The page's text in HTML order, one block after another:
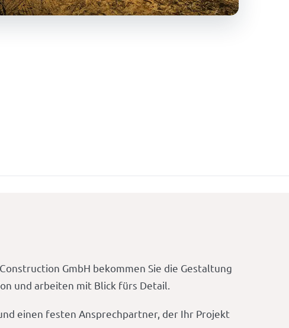
GmbH bekommen Sie die Gestaltung
und arbeiten mit Blick fürs Detail.
einen festen Ansprechpartner, der Ihr Projekt